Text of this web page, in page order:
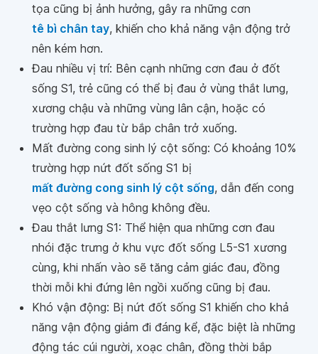
tọa cũng bị ảnh hưởng, gây ra những cơn
tê bì chân tay, khiến cho khả năng vận động trở
nên kém hơn.
Đau nhiều vị trí: Bên cạnh những cơn đau ở đốt
sống S1, trẻ cũng có thể bị đau ở vùng thắt lưng,
xương chậu và những vùng lân cận, hoặc có
trường hợp đau từ bắp chân trở xuống.
Mất đường cong sinh lý cột sống: Có khoảng 10%
trường hợp nứt đốt sống S1 bị
mất đường cong sinh lý cột sống, dẫn đến cong
vẹo cột sống và hông không đều.
Đau thắt lưng S1: Thể hiện qua những cơn đau
nhói đặc trưng ở khu vực đốt sống L5-S1 xương
cùng, khi nhấn vào sẽ tăng cảm giác đau, đồng
thời mỗi khi đứng lên ngồi xuống cũng bị đau.
Khó vận động: Bị nứt đốt sống S1 khiến cho khả
năng vận động giảm đi đáng kể, đặc biệt là những
động tác cúi người, xoạc chân, đồng thời bắp